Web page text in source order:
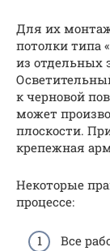
Для их
потолки типа
из отдельных
к черновой
может
плоскости.
крепежная
Некоторые
процессе:
Все